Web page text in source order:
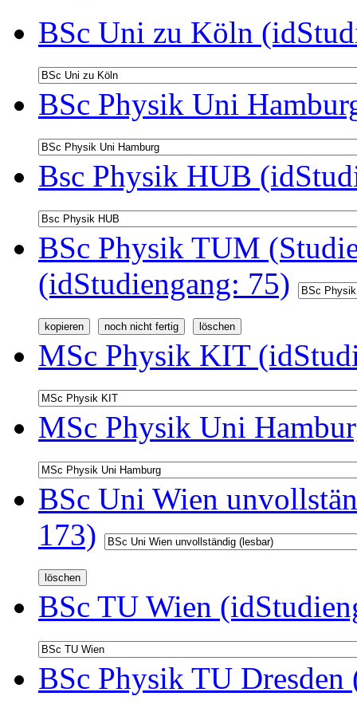
BSc Uni zu Köln
BSc Physik Uni
Bsc Physik HUB
BSc Physik TUM
(idStudiengang: 75)
MSc Physik KIT
MSc Physik Uni
BSc Uni Wien
173)
BSc TU Wien
BSc Physik TU